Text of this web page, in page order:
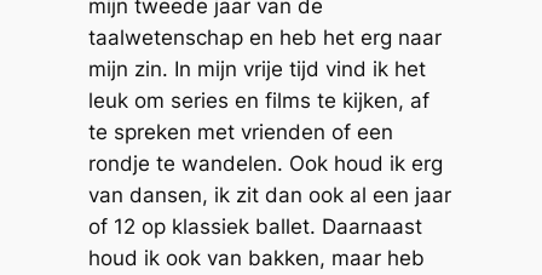
mijn tweede jaar van de
taalwetenschap en heb het erg naar
mijn zin. In mijn vrije tijd vind ik het
leuk om series en films te kijken, af
te spreken met vrienden of een
rondje te wandelen. Ook houd ik erg
van dansen, ik zit dan ook al een jaar
of 12 op klassiek ballet. Daarnaast
houd ik ook van bakken, maar heb